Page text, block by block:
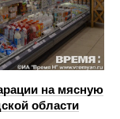
на мясную
области